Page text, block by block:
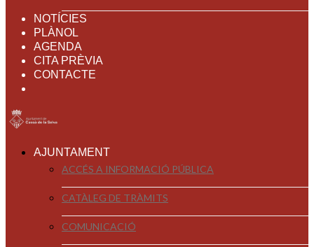
NOTÍCIES
PLÀNOL
AGENDA
CITA PRÈVIA
CONTACTE
AJUNTAMENT
ACCÉS A INFORMACIÓ PÚBLICA
CATÀLEG DE TRÀMITS
COMUNICACIÓ